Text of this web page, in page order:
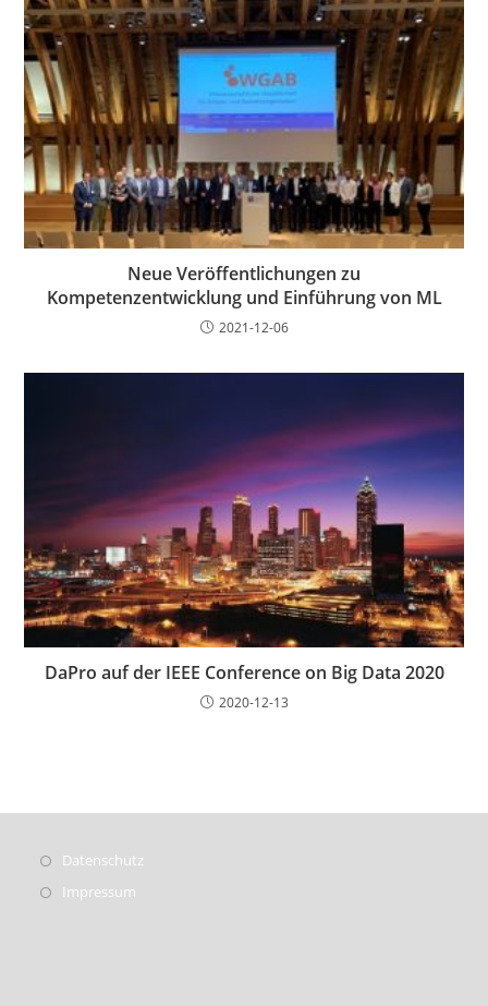
Neue Veröffentlichungen zu
Kompetenzentwicklung und Einführung von ML
2021-12-06
DaPro auf der IEEE Conference on Big Data 2020
2020-12-13
Datenschutz
Impressum